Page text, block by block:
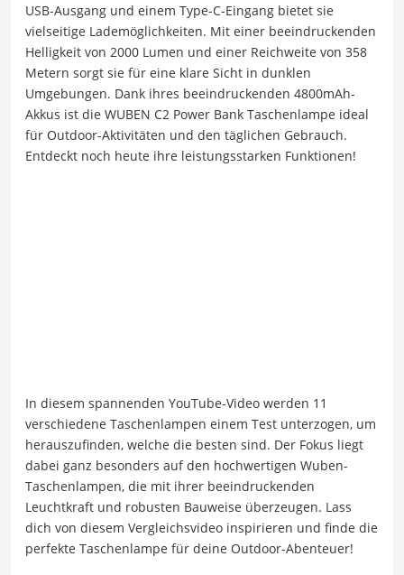
USB-Ausgang und einem Type-C-Eingang bietet sie
vielseitige Lademöglichkeiten. Mit einer beeindruckenden
Helligkeit von 2000 Lumen und einer Reichweite von 358
Metern sorgt sie für eine klare Sicht in dunklen
Umgebungen. Dank ihres beeindruckenden 4800mAh-
Akkus ist die WUBEN C2 Power Bank Taschenlampe ideal
für Outdoor-Aktivitäten und den täglichen Gebrauch.
Entdeckt noch heute ihre leistungsstarken Funktionen!
In diesem spannenden YouTube-Video werden 11
verschiedene Taschenlampen einem Test unterzogen, um
herauszufinden, welche die besten sind. Der Fokus liegt
dabei ganz besonders auf den hochwertigen Wuben-
Taschenlampen, die mit ihrer beeindruckenden
Leuchtkraft und robusten Bauweise überzeugen. Lass
dich von diesem Vergleichsvideo inspirieren und finde die
perfekte Taschenlampe für deine Outdoor-Abenteuer!